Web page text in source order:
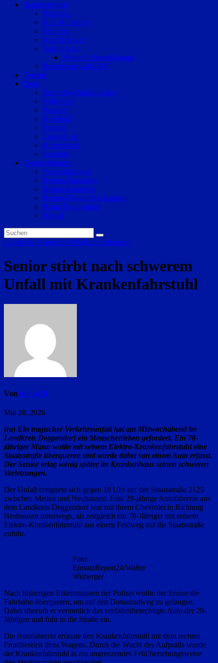
Sonderthemen
Podcasts
Kids & Teenies
Senioren
Katz & Hund
Valentinstag
Meine Liebeserklärung
Bundestagswahl 2017
Vereine
Sport
Eishockey/Inlinehockey
Volleyball
Fussball
Handball
Football
Trabrennen
Kampfsport
Sonstige
Veranstaltungen
Veranstaltungen
Region Straubing
Region Landshut
Region Dingolfing-Landau
Raum Deggendorf
Bluval
Landkreis Deggendorf Polizeimeldungen
Senior stirbt nach schwerem
Unfall mit Krankenfahrstuhl
Vonred_ra24
Mai 28, 2026
(ra) Ein tragischer Verkehrsunfall hat am Mittwochabend im
Landkreis Deggendorf ein Menschenleben gefordert. Ein 78-
jähriger Mann wollte mit seinem Elektro-Krankenfahrstuhl eine
Staatsstraße überqueren und wurde dabei von einem Auto erfasst.
Der Senior erlag wenig später im Krankenhaus seinen schweren
Verletzungen.
Der Unfall ereignete sich gegen 18 Uhr auf der Staatsstraße 2125
zwischen Metten und Neuhausen. Eine 29-jährige Autofahrerin aus
dem Landkreis Deggendorf war mit ihrem Chevrolet in Richtung
Neuhausen unterwegs, als zeitgleich ein 78-Jähriger mit seinem
Elektro-Krankenfahrstuhl aus einem Feldweg auf die Staatsstraße
zufuhr.
Foto:
EinsatzReport24/Walter
Wisberger
Nach bisherigen Erkenntnissen der Polizei wollte der Senior die
Fahrbahn überqueren, um auf den Donauradweg zu gelangen.
Dabei übersah er vermutlich das vorfahrtsberechtigte Auto der 29-
Jährigen und fuhr in die Straße ein.
Die Autofahrerin erfasste den Krankenfahrstuhl mit dem rechten
Frontbereich ihres Wagens. Durch die Wucht des Aufpralls wurde
der Krankenfahrstuhl in ein angrenzendes Feld beziehungsweise